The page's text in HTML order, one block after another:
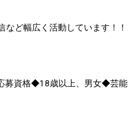
など幅広く活動しています！
募資格◆18歳以上、男女◆芸